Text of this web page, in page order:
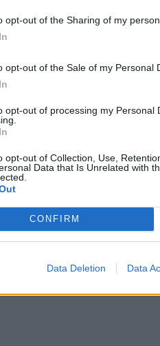
opt-out of the Sharing of my
opt-out of the Sale of my Personal
opt-out of processing my Personal
opt-out of Collection, Use,
Data that Is Unrelated with
CONFIRM
Data Deletion Data
Το ρολόι βρέθηκε από τον
σήκωσε από το έδαφος και
viral, όμως στην Τουρκία
ότι η φάση έπρεπε να
κίτρινη κάρτα, γεγονός
ΔΙΑΦΗΜΙΣΗ